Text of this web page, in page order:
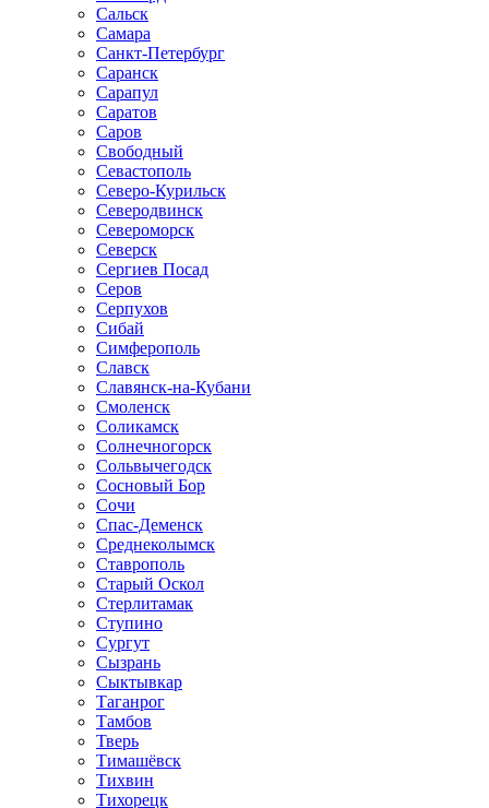
Сальск
Самара
Санкт-Петербург
Саранск
Сарапул
Саратов
Саров
Свободный
Севастополь
Северо-Курильск
Северодвинск
Североморск
Северск
Сергиев Посад
Серов
Серпухов
Сибай
Симферополь
Славск
Славянск-на-Кубани
Смоленск
Соликамск
Солнечногорск
Сольвычегодск
Сосновый Бор
Сочи
Спас-Деменск
Среднеколымск
Ставрополь
Старый Оскол
Стерлитамак
Ступино
Сургут
Сызрань
Сыктывкар
Таганрог
Тамбов
Тверь
Тимашёвск
Тихвин
Тихорецк